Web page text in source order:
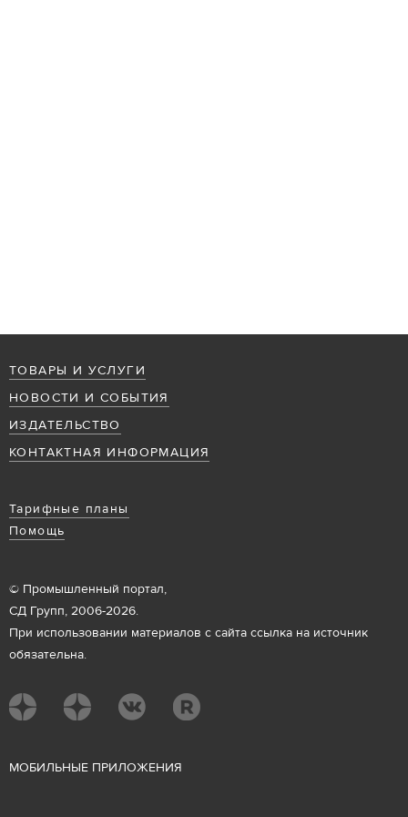
ТОВАРЫ И УСЛУГИ
НОВОСТИ И СОБЫТИЯ
ИЗДАТЕЛЬСТВО
КОНТАКТНАЯ ИНФОРМАЦИЯ
Тарифные планы
Помощь
© Промышленный портал,
СД Групп, 2006-2026.
При использовании материалов с сайта ссылка на источник
обязательна.
МОБИЛЬНЫЕ ПРИЛОЖЕНИЯ